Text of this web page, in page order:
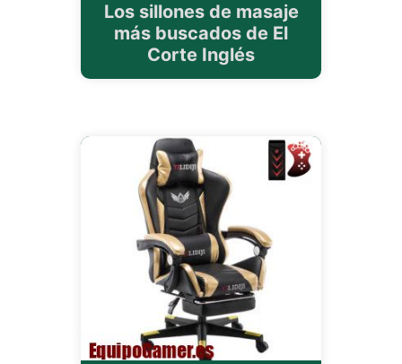
Los sillones de masaje
más buscados de El
Corte Inglés